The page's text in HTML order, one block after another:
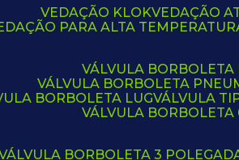
VEDAÇÃO KLOK VEDAÇÃO
PARA ALTA
VÁLVULA
VÁLVULA BORBOLETA
BORBOLETA LUG VÁLVULA
VÁLVULA
VÁLVULA BORBOLETA 3